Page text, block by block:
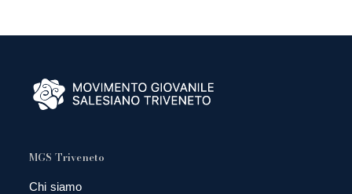
MGS Triveneto
Chi siamo